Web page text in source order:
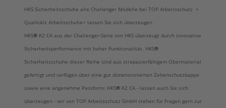
HKS Sicherheitsschuhe alle Challenger Modelle bei TOP Arbeitsschutz >
Qualitäts Arbeitsschuhe> lassen Sie sich überzeugen
HKS® K2 CA aus der Challenger-Serie von HKS überzeugt durch innovative
Sicherheitsperformance mit hoher Funktionalität. HKS®
Sicherheitsschuhe dieser Reihe sind aus strapazierfähigem Obermaterial
gefertigt und verfügen über eine gut dimensionierten Zehenschutzkappe
sowie eine angenehme Passform: HKS® K2 CA - lassen auch Sie sich
überzeugen - wir von TOP Arbeitsschutz GmbH stehen für Fragen gern zur